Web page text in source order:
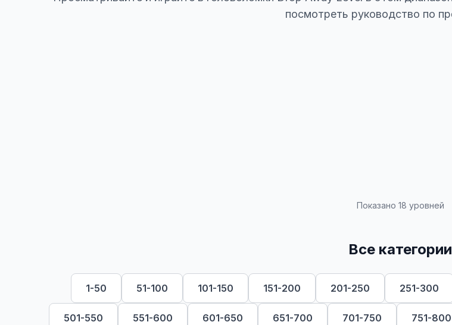
посмотреть руководство по
Показано 18 уровней
Все категории
1-50 51-100 101-150 151-200 201-250 251-300
501-550 551-600 601-650 651-700 701-750 751-800